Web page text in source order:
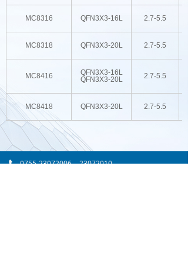
MC8316 QFN3X3-16L 2.7-5.5
MC8318 QFN3X3-20L 2.7-5.5
MC8416
QFN3X3-16L
QFN3X3-20L
2.7-5.5
MC8418 QFN3X3-20L 2.7-5.5
0755-23072006
23072010